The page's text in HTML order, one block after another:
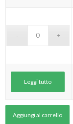
Leggi tutto
Aggiungi al carrello